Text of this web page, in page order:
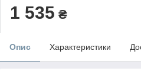
1 535 ₴
Опис Характеристики